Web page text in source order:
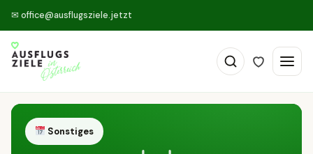
✉ office@ausflugsziele.jetzt
Sonstiges